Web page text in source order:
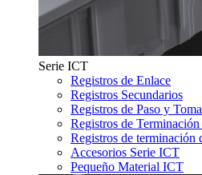
Serie ICT
Registros de Enlace
Registros Secundarios
Registros de Paso y Toma
Registros de Terminación
Registros de terminación
Accesorios Serie ICT
Pequeño Material ICT